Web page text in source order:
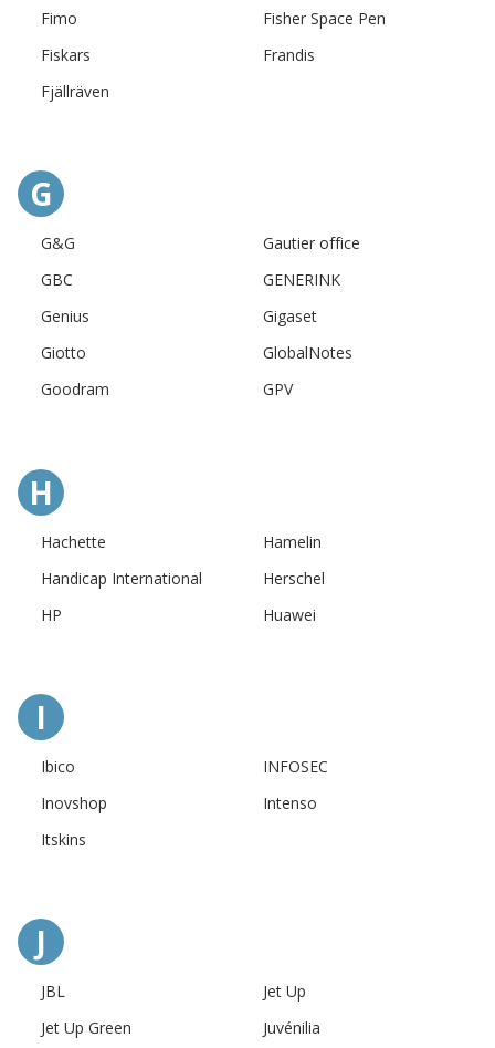
Fimo
Fisher Space Pen
Fiskars
Frandis
Fjällräven
G
G&G
Gautier office
GBC
GENERINK
Genius
Gigaset
Giotto
GlobalNotes
Goodram
GPV
H
Hachette
Hamelin
Handicap International
Herschel
HP
Huawei
I
Ibico
INFOSEC
Inovshop
Intenso
Itskins
J
JBL
Jet Up
Jet Up Green
Juvénilia